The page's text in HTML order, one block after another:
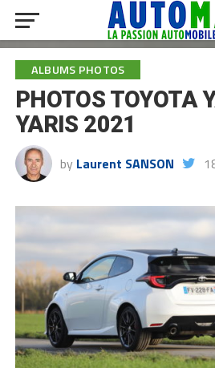
ALBUMS PHOTOS
PHOTOS TOYOTA
YARIS 2021
by Laurent SANSON